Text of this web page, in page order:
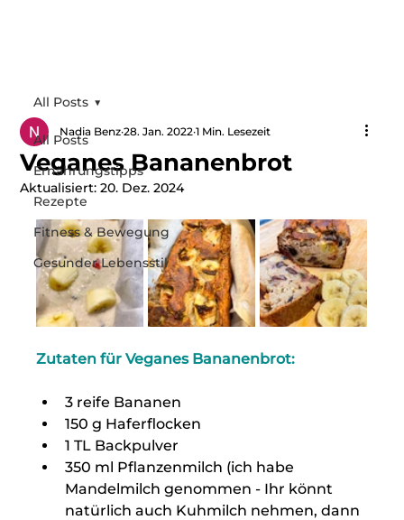
All Posts
Ernährungstipps
Rezepte
Fitness & Bewegung
Gesunder Lebensstil
All Posts
Veganes Bananenbrot
Nadia Benz 28. Jan. 2022 1 Min. Lesezeit
Aktualisiert:20. Dez. 2024
Zutaten für Veganes Bananenbrot:
3 reife Bananen
150 g Haferflocken
1 TL Backpulver
350 ml Pflanzenmilch (ich habe
Mandelmilch genommen - Ihr könnt
natürlich auch Kuhmilch nehmen, dann